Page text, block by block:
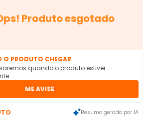
Produto esgotado
O PRODUTO CHEGAR
quando o produto estiver
ME AVISE
Resumo gerado por IA